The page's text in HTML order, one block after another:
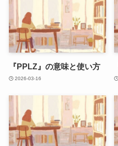
『PPLZ』の意味と使い方
2026-03-16